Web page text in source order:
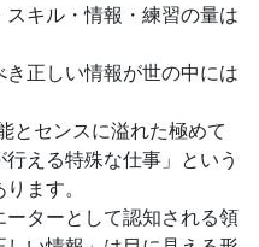
キル・情報・練習の量は
正しい情報が世の中には
とセンスに溢れた極めて
える特殊な仕事」という
ます。
ターとして認知される領